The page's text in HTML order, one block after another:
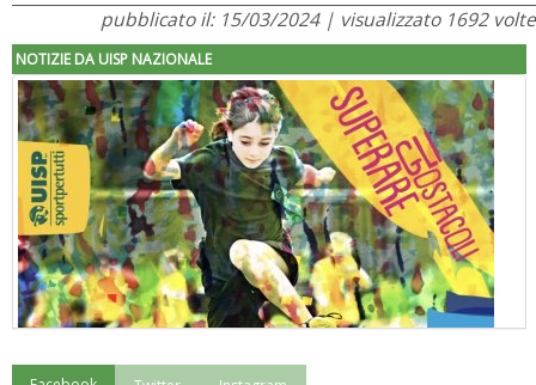
pubblicato il: 15/03/2024 | visualizzato 1692 volte
NOTIZIE DA UISP NAZIONALE